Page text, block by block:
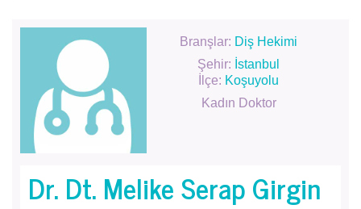
Branşlar: Diş Hekimi
Şehir: İstanbul
İlçe: Koşuyolu
Kadın Doktor
Dr. Dt. Melike Serap Girgin